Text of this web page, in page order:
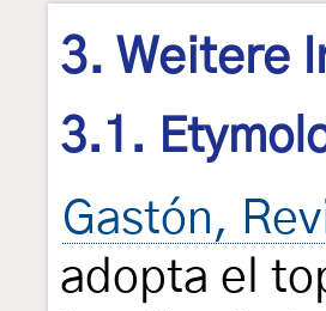
3. Weitere
3.1.
Gastón,
adopta el